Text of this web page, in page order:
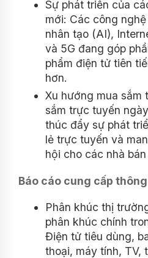
Sự phát triển của
mới: Các công
nhân tạo (AI),
và 5G đang góp
phẩm điện tử tiên
hơn.
Xu hướng mua sắm
sắm trực tuyến
thúc đẩy sự phát
lẻ trực tuyến và
hội cho các nhà
Báo cáo cung cấp
Phân khúc thị
phân khúc chính
Điện tử tiêu dùng,
thoại, máy tính, TV,